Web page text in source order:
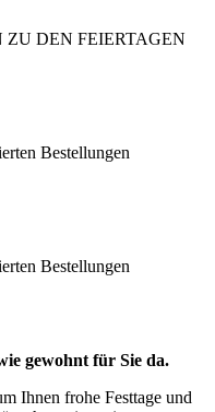
DEN FEIERTAGEN
Bestellungen
Bestellungen
gewohnt für Sie da.
Ihnen frohe Festtage und